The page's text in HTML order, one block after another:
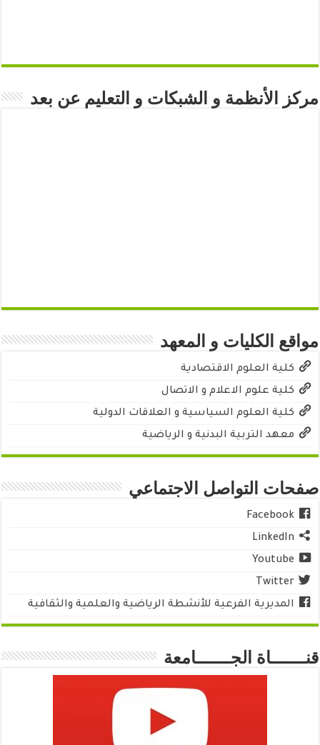
مركز الأنظمة و الشبكات و التعليم عن بعد
مواقع الكليات و المعهد
كلية العلوم الاقتصادية
كلية علوم الاعلام و الاتصال
كلية العلوم السياسية و العلاقات الدولية
معهد التربية البدنية و الرياضية
صفحات التواصل الاجتماعي
Facebook
LinkedIn
Youtube
Twitter
المديرية الفرعية للأنشطة الرياضية والعلمية والثقافية
قنـــــــاة الجـــــــامعة